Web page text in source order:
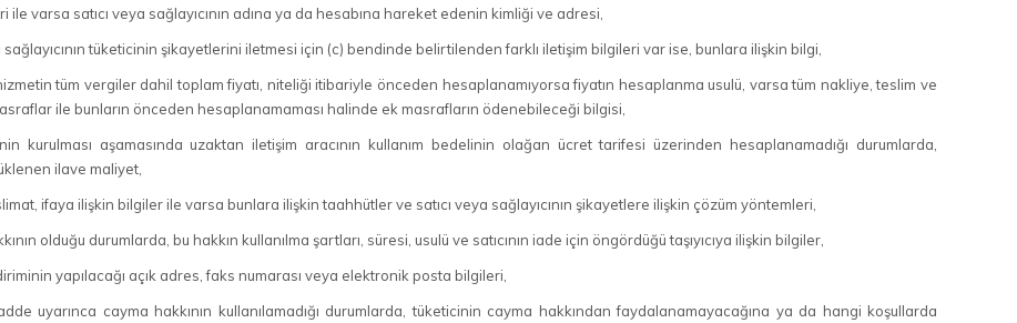
ile varsa satıcı veya sağlayıcının adına ya da hesabına hareket edenin kimliği ve adresi,
sağlayıcının tüketicinin şikayetlerini iletmesi için (c) bendinde belirtilenden farklı iletişim bilgileri var ise, bunlara ilişkin bilgi,
tüm vergiler dahil toplam fiyatı, niteliği itibariyle önceden hesaplanamıyorsa fiyatın hesaplanma usulü, varsa tüm nakliye, teslim ve
ile bunların önceden hesaplanamaması halinde ek masrafların ödenebileceği bilgisi,
kurulması aşamasında uzaktan iletişim aracının kullanım bedelinin olağan ücret tarifesi üzerinden hesaplanamadığı durumlarda,
ilave maliyet,
ifaya ilişkin bilgiler ile varsa bunlara ilişkin taahhütler ve satıcı veya sağlayıcının şikayetlere ilişkin çözüm yöntemleri,
olduğu durumlarda, bu hakkın kullanılma şartları, süresi, usulü ve satıcının iade için öngördüğü taşıyıcıya ilişkin bilgiler,
yapılacağı açık adres, faks numarası veya elektronik posta bilgileri,
uyarınca cayma hakkının kullanılamadığı durumlarda, tüketicinin cayma hakkından faydalanamayacağına ya da hangi koşullarda